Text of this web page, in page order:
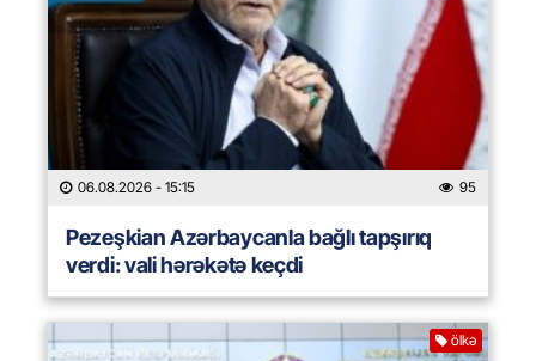
06.08.2026 - 15:15 95
Pezeşkian Azərbaycanla bağlı tapşırıq
verdi: vali hərəkətə keçdi
ölkə